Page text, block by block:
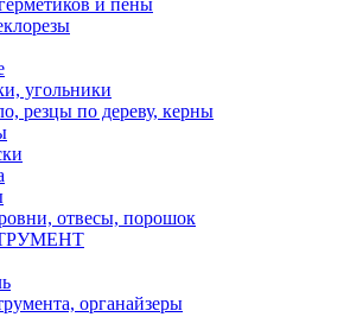
и пены
угольники
резцы по дереву, керны
отвесы, порошок
органайзеры